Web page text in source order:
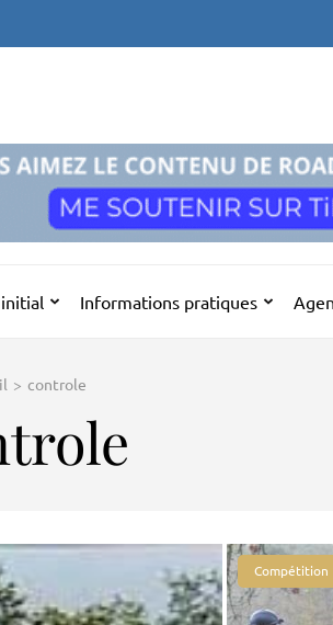
Informations pratiques
> controle
Compétition